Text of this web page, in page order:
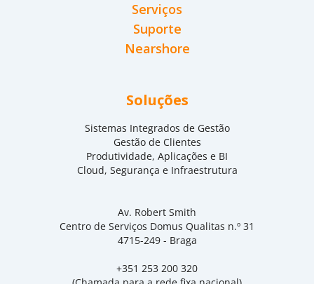
Serviços
Suporte
Nearshore
Soluções
Sistemas Integrados de Gestão
Gestão de Clientes
Produtividade, Aplicações e BI
Cloud, Segurança e Infraestrutura
Av. Robert Smith
Centro de Serviços Domus Qualitas n.º 31
4715-249 - Braga
+351 253 200 320